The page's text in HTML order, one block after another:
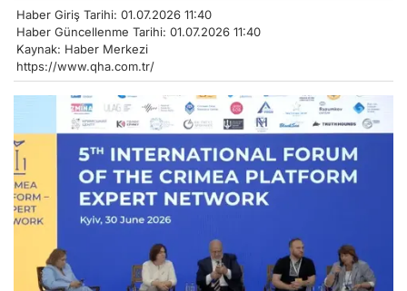
Haber Giriş Tarihi: 01.07.2026 11:40
Haber Güncellenme Tarihi: 01.07.2026 11:40
Kaynak: Haber Merkezi
https://www.qha.com.tr/